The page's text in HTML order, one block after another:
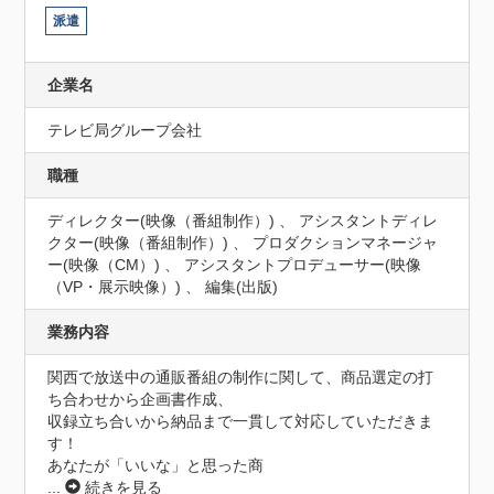
派遣
企業名
テレビ局グループ会社
職種
ディレクター(映像（番組制作）) 、 アシスタントディレ
クター(映像（番組制作）) 、 プロダクションマネージャ
ー(映像（CM）) 、 アシスタントプロデューサー(映像
（VP・展示映像）) 、 編集(出版)
業務内容
関西で放送中の通販番組の制作に関して、商品選定の打
ち合わせから企画書作成、
収録立ち合いから納品まで一貫して対応していただきま
す！
あなたが「いいな」と思った商
...
続きを見る